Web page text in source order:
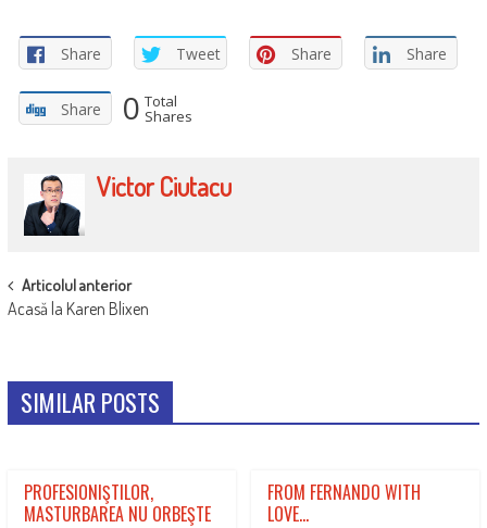
Share Tweet Share Share
Share 0 Total
Shares
Victor Ciutacu
POST
NAVIGATION
Articolul anterior
Acasă la Karen Blixen
SIMILAR POSTS
PROFESIONIŞTILOR,
MASTURBAREA NU ORBEŞTE
FROM FERNANDO WITH
LOVE…